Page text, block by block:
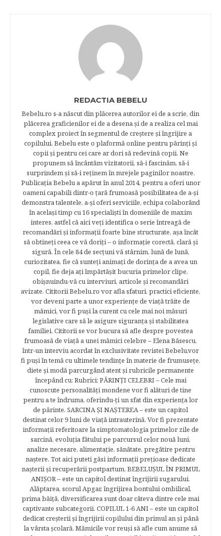
REDACTIA BEBELU
Bebelu.ro s-a născut din plăcerea autorilor ei de a scrie, din
plăcerea graficienilor ei de a desena şi de a realiza cel mai
complex proiect în segmentul de creştere şi îngrijire a
copilului. Bebelu este o plaformă online pentru părinţi şi
copii şi pentru cei care ar dori să redevină copii. Ne
propunem să încântăm vizitatorii, să-i fascinăm, să-i
surprindem şi să-i reţinem în mrejele paginilor noastre.​
Publicația Bebelu a apărut în anul 2014, pentru a oferi unor
oameni capabili dintr-o ţară frumoasă posibilitatea de a-şi
demonstra talentele, a-şi oferi serviciile, echipa colaborând
în acelaşi timp cu 16 specialişti în domeniile de maxim
interes, astfel că aici veţi identifica o serie întreagă de
recomandări şi informaţii foarte bine structurate, aşa încât
să obtineţi ceea ce vă doriţi – o informaţie corectă, clară şi
sigură. În cele 84 de secțuni vă stârnim, lună de lună,
curiozitatea, fie că sunteţi animaţi de dorinţa de a avea un
copil, fie deja aţi împărtăşit bucuria primelor clipe,
obişnuindu-vă cu interviuri, articole şi recomandări
avizate. Cititorii Bebelu.ro vor afla sfaturi, practici eficiente,
vor deveni parte a unor experienţe de viaţă trăite de
mămici, vor fi puşi la curent cu cele mai noi măsuri
legislative care să le asigure siguranţa şi stabilitatea
familiei. Cititorii se vor bucura să afle despre povestea
frumoasă de viață a unei mămici celebre – Elena Băsescu,
într-un interviu acordat în exclusivitate revistei Bebelu,vor
fi puşi în temă cu ultimele tendinţe în materie de frumuseţe,
diete şi modă parcurgând atent şi rubricile permanente
începând cu: Rubrici: PĂRINŢI CELEBRI – Cele mai
cunoscute personalităţi mondene vor fi alături de tine
pentru a te îndruma, oferindu-ţi un sfat din experienţa lor
de părinte. SARCINA ŞI NAŞTEREA – este un capitol
destinat celor 9 luni de viaţă intrauterină. Vor fi prezentate
informaţii referitoare la simptomatologia primelor zile de
sarcină, evoluţia fătului pe parcursul celor nouă luni,
analize necesare, alimentaţie, sănătate, pregătire pentru
naştere. Tot aici puteti găsi informaţii preţioase dedicate
naşterii şi recuperării postpartum. BEBELUŞUL ÎN PRIMUL
ANIŞOR – este un capitol destinat îngrijirii sugarului.
Alăptarea, scorul Apgar, îngrijirea bontului ombilical,
prima băiţă, diversificarea sunt doar câteva dintre cele mai
captivante subcategorii. COPILUL 1-6 ANI – este un capitol
dedicat creşterii şi îngrijirii copilului din primul an şi până
la vârsta şcolară. Mămicile vor reuşi să afle cum anume să